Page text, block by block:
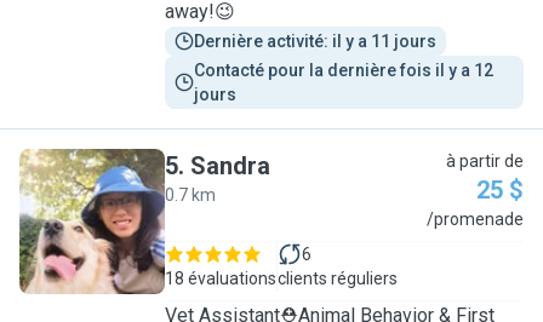
away!😉
Dernière activité: il y a 11 jours
Contacté pour la dernière fois il y a 12
jours
S
5. Sandra
0.7 km
à partir de
25 $
/promenade
18 évaluations
6
clients réguliers
Vet Assistant⛑️Animal Behavior & First